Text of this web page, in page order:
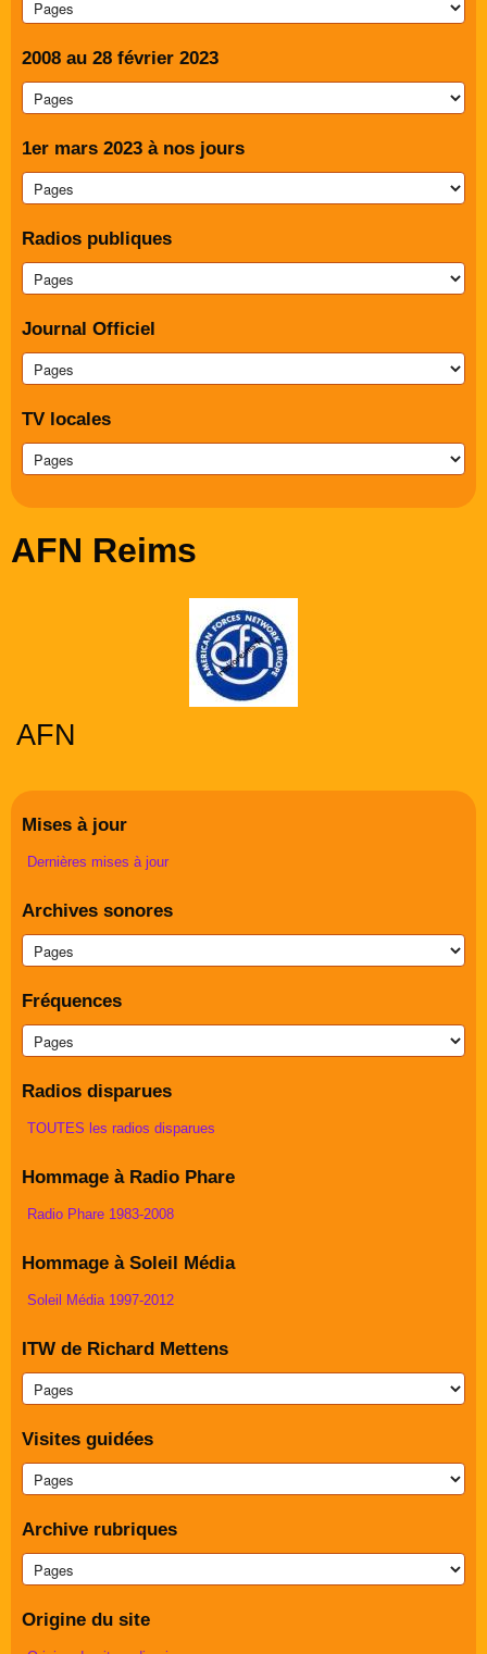
2008 au 28 février 2023
1er mars 2023 à nos jours
Radios publiques
Journal Officiel
TV locales
AFN Reims
AFN
Mises à jour
Dernières mises à jour
Archives sonores
Fréquences
Radios disparues
TOUTES les radios disparues
Hommage à Radio Phare
Radio Phare 1983-2008
Hommage à Soleil Média
Soleil Média 1997-2012
ITW de Richard Mettens
Visites guidées
Archive rubriques
Origine du site